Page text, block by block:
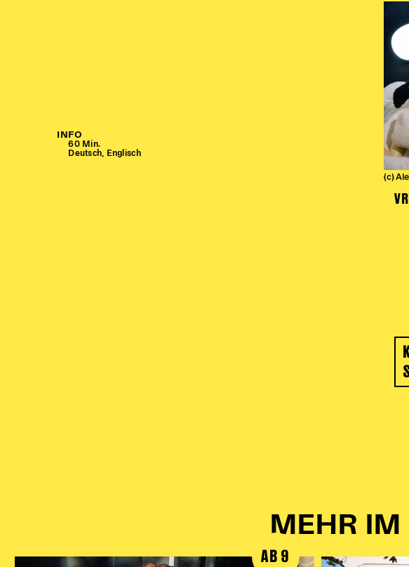
INFO
60 Min.
Deutsch, Englisch
(c)
MEHR IM
AB 9